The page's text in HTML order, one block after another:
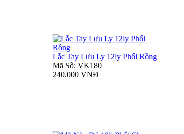
Lắc Tay Lưu Ly 12ly Phối Rồng
Mã Số: VK180
240.000 VNĐ